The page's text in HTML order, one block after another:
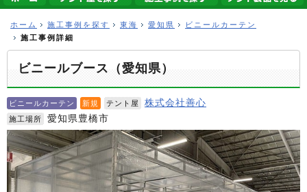
ホーム 施工事例を探す 東海 愛知県
ビニールカーテン
施工事例詳細
ビニールブース（愛知県）
ビニールカーテン 新規 テント屋 株式会社善心
施工場所 愛知県豊橋市